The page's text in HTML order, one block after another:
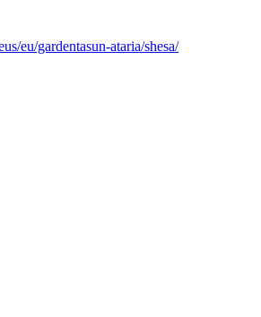
eu/gardentasun-ataria/shesa/